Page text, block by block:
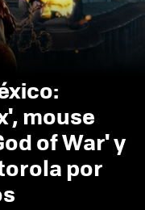
mouse
of War' y
por